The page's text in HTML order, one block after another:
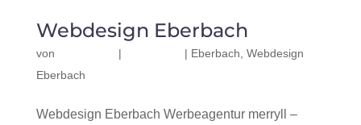
Webdesign Eberbach
von | | Eberbach Webdesign
Eberbach
Webdesign Eberbach Werbeagentur merryll –